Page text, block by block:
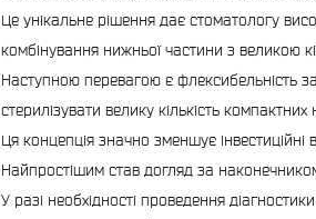
Це унікальне рішення дає стоматологу
комбінування нижньої частини з великою
Наступною перевагою є флексибельність
стерилізувати велику кількість
Ця концепція значно зменшує інвестиційні
Найпростішим став догляд за
У разі необхідності проведення